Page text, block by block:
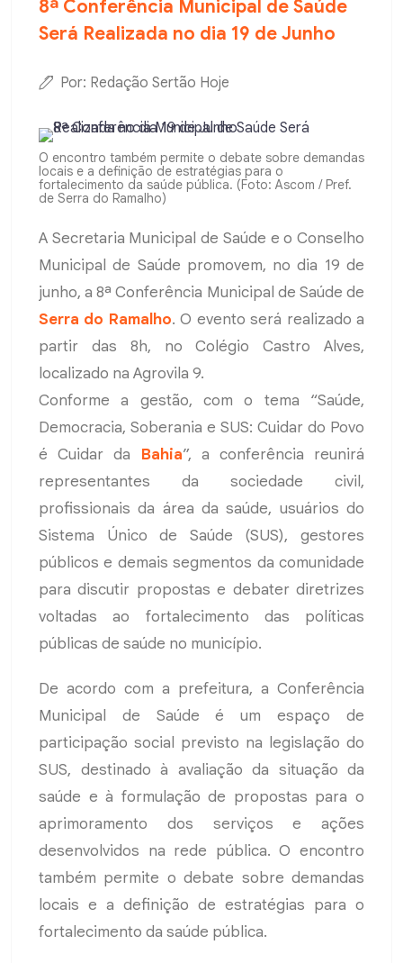
8ª Conferência Municipal de Saúde
Será Realizada no dia 19 de Junho
Por: Redação Sertão Hoje
O encontro também permite o debate sobre demandas
locais e a definição de estratégias para o
fortalecimento da saúde pública. (Foto: Ascom / Pref.
de Serra do Ramalho)
A Secretaria Municipal de Saúde e o Conselho
Municipal de Saúde promovem, no dia 19 de
junho, a 8ª Conferência Municipal de Saúde de
Serra do Ramalho. O evento será realizado a
partir das 8h, no Colégio Castro Alves,
localizado na Agrovila 9.
Conforme a gestão, com o tema “Saúde,
Democracia, Soberania e SUS: Cuidar do Povo
é Cuidar da Bahia”, a conferência reunirá
representantes da sociedade civil,
profissionais da área da saúde, usuários do
Sistema Único de Saúde (SUS), gestores
públicos e demais segmentos da comunidade
para discutir propostas e debater diretrizes
voltadas ao fortalecimento das políticas
públicas de saúde no município.
De acordo com a prefeitura, a Conferência
Municipal de Saúde é um espaço de
participação social previsto na legislação do
SUS, destinado à avaliação da situação da
saúde e à formulação de propostas para o
aprimoramento dos serviços e ações
desenvolvidos na rede pública. O encontro
também permite o debate sobre demandas
locais e a definição de estratégias para o
fortalecimento da saúde pública.